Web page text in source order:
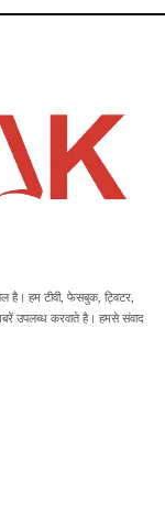
हम टीवी, फेसबुक, ट्विटर,
उपलब्ध करवाते है। हमसे संवाद